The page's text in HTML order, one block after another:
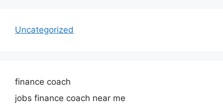
Uncategorized
finance coach
jobs finance coach near me